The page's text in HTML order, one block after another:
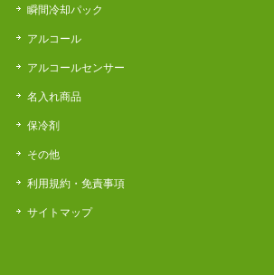
瞬間冷却パック
アルコール
アルコールセンサー
名入れ商品
保冷剤
その他
利用規約・免責事項
サイトマップ